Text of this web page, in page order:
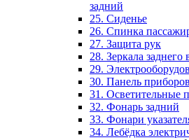
задний
25. Сиденье
26. Спинка
27. Защита рук
28. Зеркала заднего
29.
30. Панель приборов
31. Oсветительные
32. Фонарь задний
33. Фонари
34. Лебёдка